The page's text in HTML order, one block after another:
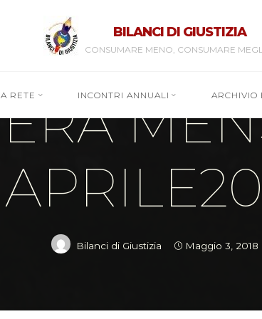
BILANCI DI GIUSTIZIA
CONSUMARE MENO, CONSUMARE
RETE INCONTRI ANNUALI ARCHIVIO
Bilanci di Giustizia Maggio 3, 2018